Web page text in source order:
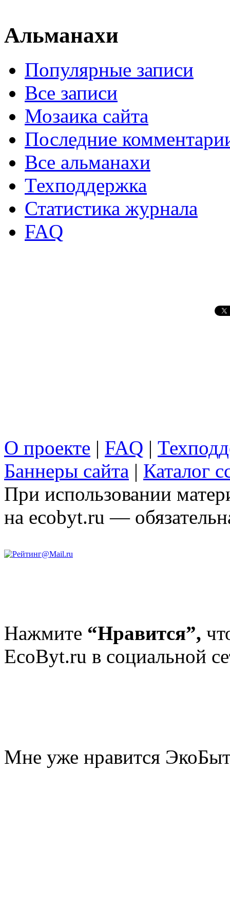
Альманахи
Популярные записи
Все записи
Мозаика сайта
Последние
Все альманахи
Техподдержка
Статистика журнала
FAQ
О проекте | FAQ |
Баннеры сайта | Каталог
При использовании
на ecobyt.ru —
Нажмите “Нравится”,
EcoByt.ru в социальной
Мне уже нравится